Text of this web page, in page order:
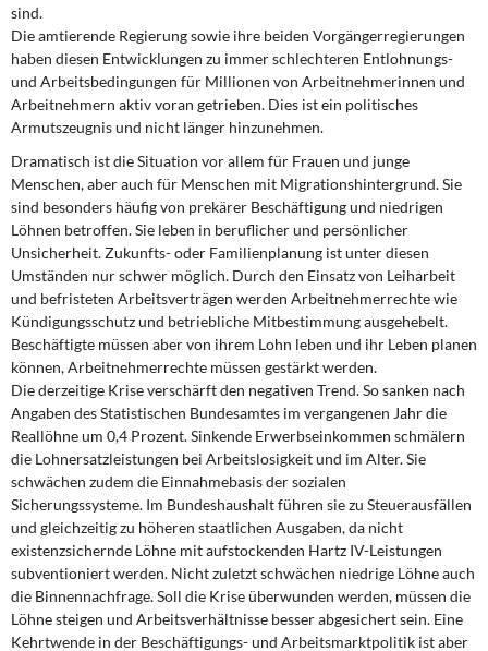
sind.
Die amtierende Regierung sowie ihre beiden Vorgängerregierungen
haben diesen Entwicklungen zu immer schlechteren Entlohnungs-
und Arbeitsbedingungen für Millionen von Arbeitnehmerinnen und
Arbeitnehmern aktiv voran getrieben. Dies ist ein politisches
Armutszeugnis und nicht länger hinzunehmen.
Dramatisch ist die Situation vor allem für Frauen und junge
Menschen, aber auch für Menschen mit Migrationshintergrund. Sie
sind besonders häufig von prekärer Beschäftigung und niedrigen
Löhnen betroffen. Sie leben in beruflicher und persönlicher
Unsicherheit. Zukunfts- oder Familienplanung ist unter diesen
Umständen nur schwer möglich. Durch den Einsatz von Leiharbeit
und befristeten Arbeitsverträgen werden Arbeitnehmerrechte wie
Kündigungsschutz und betriebliche Mitbestimmung ausgehebelt.
Beschäftigte müssen aber von ihrem Lohn leben und ihr Leben planen
können, Arbeitnehmerrechte müssen gestärkt werden.
Die derzeitige Krise verschärft den negativen Trend. So sanken nach
Angaben des Statistischen Bundesamtes im vergangenen Jahr die
Reallöhne um 0,4 Prozent. Sinkende Erwerbseinkommen schmälern
die Lohnersatzleistungen bei Arbeitslosigkeit und im Alter. Sie
schwächen zudem die Einnahmebasis der sozialen
Sicherungssysteme. Im Bundeshaushalt führen sie zu Steuerausfällen
und gleichzeitig zu höheren staatlichen Ausgaben, da nicht
existenzsichernde Löhne mit aufstockenden Hartz IV-Leistungen
subventioniert werden. Nicht zuletzt schwächen niedrige Löhne auch
die Binnennachfrage. Soll die Krise überwunden werden, müssen die
Löhne steigen und Arbeitsverhältnisse besser abgesichert sein. Eine
Kehrtwende in der Beschäftigungs- und Arbeitsmarktpolitik ist aber